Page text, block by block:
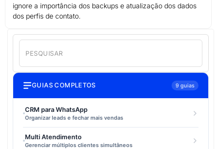
ignore a importância dos backups e atualização dos dados
dos perfis de contato.
GUIAS COMPLETOS 9 guias
CRM para WhatsApp
Organizar leads e fechar mais vendas
Multi Atendimento
Gerenciar múltiplos clientes simultâneos